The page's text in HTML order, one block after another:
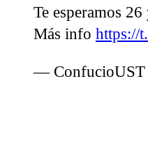
Te esperamos
Más info https://
— ConfucioUST